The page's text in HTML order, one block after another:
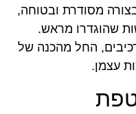
מסודרת ובטוחה,
שהוגדרו מראש.
החל מהכנה של
עצמן.